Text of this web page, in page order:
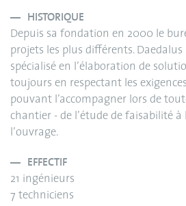
HISTORIQUE
Depuis sa fondation en 2000 le
projets les plus différents. Daedalus
spécialisé en l’élaboration de
toujours en respectant les
pouvant l’accompagner lors de
chantier - de l’étude de faisabilité
l’ouvrage.
EFFECTIF
21 ingénieurs
7 techniciens